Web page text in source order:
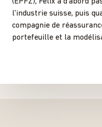
l'industrie suisse, puis
compagnie de
portefeuille et la